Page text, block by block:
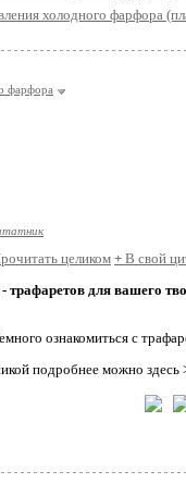
холодного фарфора
фарфора
целиком+ В свой
трафаретов для вашего
ознакомиться с
подробнее можно здесь